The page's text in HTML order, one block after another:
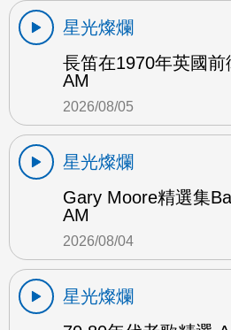
星光燦爛
長笛在1970年英國前
AM
2026/08/05
星光燦爛
Gary Moore精選集
AM
2026/08/04
星光燦爛